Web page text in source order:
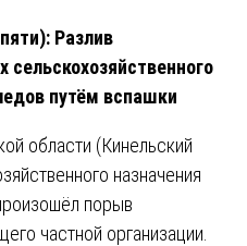
Разлив
сельскохозяйственного
путём вспашки
области (Кинельский
назначения
порыв
частной организации.